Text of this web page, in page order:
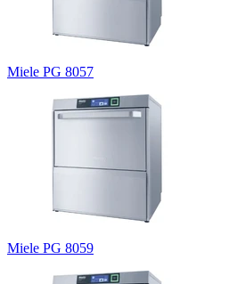
Miele PG 8057
Miele PG 8059